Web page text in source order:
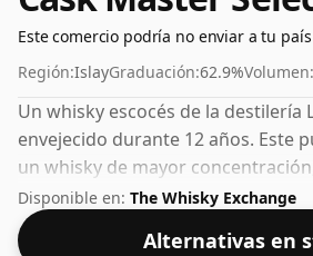
Este comercio podría no enviar a tu país
Región:IslayGraduación:62.9%Volumen:
Un whisky escocés de la destilería
envejecido durante 12 años. Este
un whisky de mayor
62,9%. Se presenta en el tamaño
habitual de 70 cl.
Disponible en: The Whisky Exchange
Alternativas en